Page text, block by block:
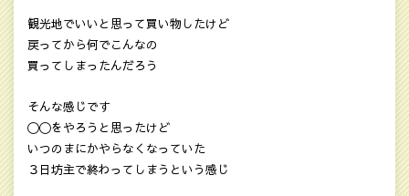
観光地でいいと思って買い物したけど
戻ってから何でこんなの
買ってしまったんだろう
そんな感じです
〇〇をやろうと思ったけど
いつのまにかやらなくなっていた
３日坊主で終わってしまうという感じ